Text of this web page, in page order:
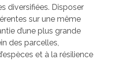
diversifiées. Disposer
sur une même
d’une plus grande
des parcelles,
et à la résilience